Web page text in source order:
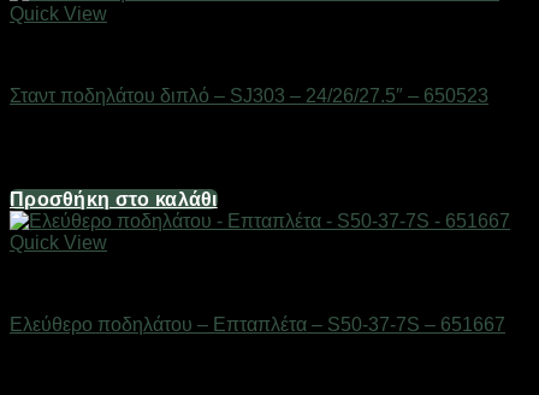
Quick View
Σταντ ποδηλάτου διπλό – SJ303 – 24/26/27.5″ – 650523
Προσθήκη στο καλάθι
Quick View
Ελεύθερο ποδηλάτου – Επταπλέτα – S50-37-7S – 651667